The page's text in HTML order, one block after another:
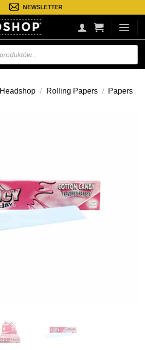
NEWSLETTER
Headshop / Rolling Papers / Papers